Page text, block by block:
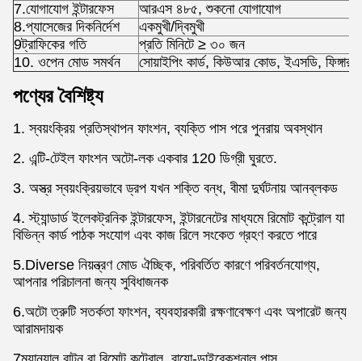
7.যোগাযোগ ইন্টারফেস
আরএস ৪৮৫, শুকনো যোগাযোগ
8.প্যাসেজের দিকনির্দেশ
একমুখী/দ্বিমুখী
9ট্রাফিকের গতি
প্রতি মিনিটে ≥ ৩০ জন
10. ওপেন মোড সমর্থন
সোয়াইপিং কার্ড, কিউআর কোড, ইএসডি,
পণ্যের বৈশিষ্ট্য
1. স্বয়ংক্রিয় প্রতিস্থাপন ফাংশন, ব্যক্তি পাস পরে পুনরায় অবস্থান
2. এন্টি-টেইল ফাংশন অটো-লক একবার 120 ডিগ্রী ঘুরতে.
3. অস্ত্র স্বয়ংক্রিয়ভাবে ড্রপ যখন শক্তি বন্ধ, বীমা দুর্ঘটনায় আনব্লকড
4. স্ট্যান্ডার্ড ইলেকট্রনিক ইন্টারফেস, ইন্টারনেটের মাধ্যমে রিমোট কন্ট্রোল যা
বিভিন্ন কার্ড পাঠক সংযোগ এবং কাজ রিলে সংকেত গ্রহণ করতে পারে
5.Diverse নিয়ন্ত্রণ মোড ঐচ্ছিক, পরিবর্তিত কারণে পরিবর্তনযোগ্য,
আপনার পরিচালনা জন্য সুবিধাজনক
6.অটো ত্রুটি সতর্কতা ফাংশন, ব্যবহারকারী রক্ষণাবেক্ষণ এবং অপারেট জন্য
আরামদায়ক